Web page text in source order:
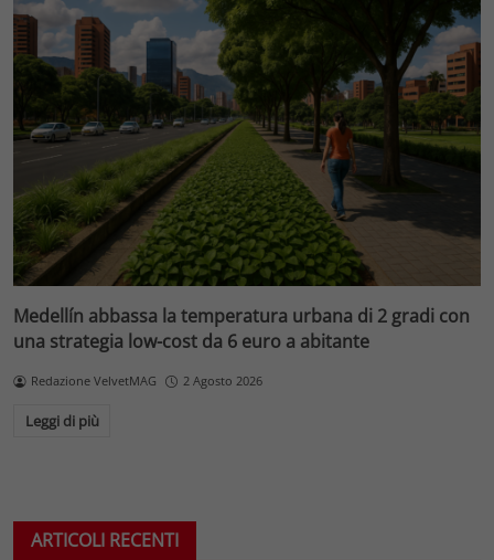
Medellín abbassa la temperatura urbana di 2 gradi con
una strategia low-cost da 6 euro a abitante
Redazione VelvetMAG 2 Agosto 2026
Leggi di più
ARTICOLI RECENTI